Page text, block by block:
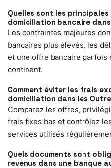
Quelles sont les
domiciliation bancaire dans
Les contraintes majeures
bancaires plus élevés, les
et une offre bancaire parfois
continent.
Comment éviter les frais
domiciliation dans les
Comparez les offres,
frais fixes bas et contrôlez
services utilisés
Quels documents sont
revenus dans une banque